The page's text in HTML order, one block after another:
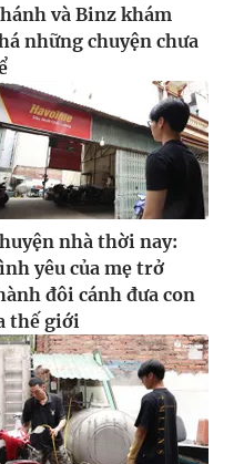
và Binz khám
những chuyện chưa
nhà thời nay:
yêu của mẹ trở
đôi cánh đưa con
thế giới